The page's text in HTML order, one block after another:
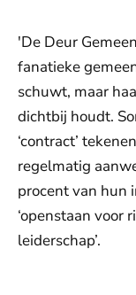
'De Deur
fanatieke
schuwt, maar
dichtbij houdt.
‘contract’
regelmatig
procent van hun
‘openstaan voor
leiderschap’.